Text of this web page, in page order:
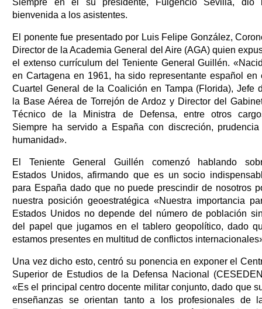
bienvenida a los asistentes.
El ponente fue presentado por Luis Felipe González,
Director de la Academia General del Aire (AGA) quien
el extenso currículum del Teniente General Guillén.
en Cartagena en 1961, ha sido representante español en
Cuartel General de la Coalición en Tampa (Florida), Jefe
la Base Aérea de Torrejón de Ardoz y Director del
Técnico de la Ministra de Defensa, entre otros
Siempre ha servido a España con discreción,
humanidad».
El Teniente General Guillén comenzó hablando
Estados Unidos, afirmando que es un socio
para España dado que no puede prescindir de nosotros
nuestra posición geoestratégica «Nuestra importancia
Estados Unidos no depende del número de población
del papel que jugamos en el tablero geopolítico, dado
estamos presentes en multitud de conflictos
Una vez dicho esto, centró su ponencia en exponer el
Superior de Estudios de la Defensa Nacional
«Es el principal centro docente militar conjunto, dado que
enseñanzas se orientan tanto a los profesionales de